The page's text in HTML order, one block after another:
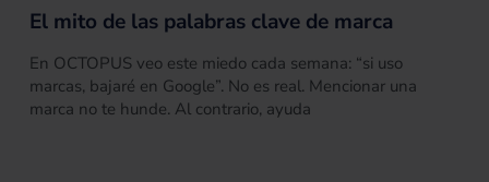
El mito de las palabras clave de marca
En OCTOPUS veo este miedo cada semana: “si uso
marcas, bajaré en Google”. No es real. Mencionar una
marca no te hunde. Al contrario, ayuda